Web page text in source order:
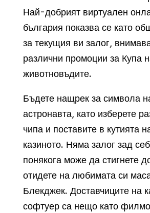
Най-добрият виртуален
българия показва се като
за текущия ви залог,
различни промоции за Купа
животновъдите.
Бъдете нащрек за символа
астронавта, като изберете
чипа и поставите в кутията
казиното. Няма залог зад
понякога може да стигнете
отидете на любимата си
Блекджек. Доставчиците на
софтуер са нещо като